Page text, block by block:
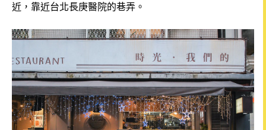
近，靠近台北長庚醫院的巷弄。